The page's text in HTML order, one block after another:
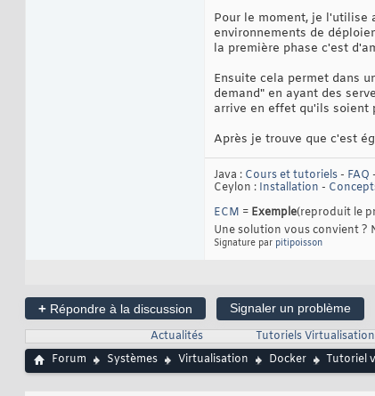
Pour le moment, je l'utilise
environnements de
la première phase c'est
Ensuite cela permet dans
demand" en ayant des
arrive en effet qu'ils soient
Après je trouve que c'est
Java : Cours et tutoriels- FAQ -
Ceylon : Installation -
ECM = Exemple(reproduit le
Une solution vous convient ?
Signature par pitipoisson
+ Répondre à la discussion
Signaler un problème
Actualités
Tutoriels Virtualisation
Forum
Systèmes Virtualisation Docker Tutoriel